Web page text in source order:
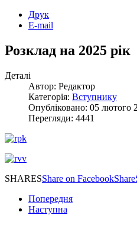
Друк
E-mail
Розклад на 2025 рік
Деталі
Автор: Редактор
Категорія: Вступнику
Опубліковано: 05 лютого
Перегляди: 4441
SHARESShare on FacebookShare
Попередня
Наступна